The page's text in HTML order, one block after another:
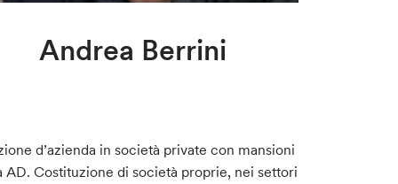
Andrea Berrini
d’azienda in società private con mansioni
AD. Costituzione di società proprie, nei settori